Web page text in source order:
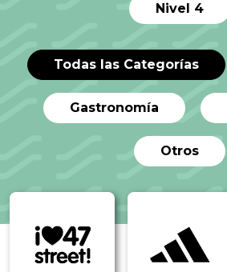
Nivel 4
Todas las Categorías
Gastronomía
Otros